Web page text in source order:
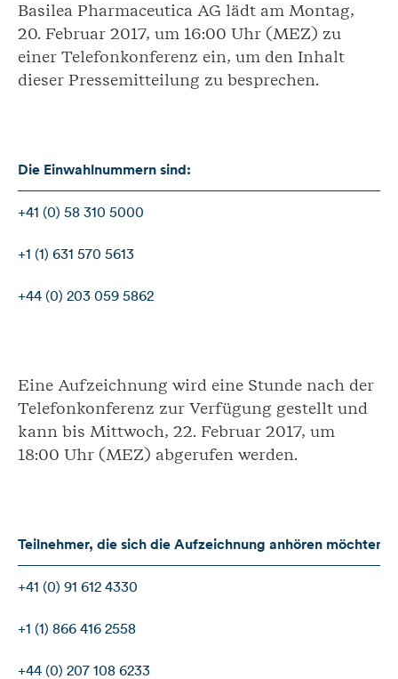
Basilea Pharmaceutica AG lädt am Montag,
20. Februar 2017, um 16:00 Uhr (MEZ) zu
einer Telefonkonferenz ein, um den Inhalt
dieser Pressemitteilung zu besprechen.
Die Einwahlnummern sind:
+41 (0) 58 310 5000
+1 (1) 631 570 5613
+44 (0) 203 059 5862
Eine Aufzeichnung wird eine Stunde nach der
Telefonkonferenz zur Verfügung gestellt und
kann bis Mittwoch, 22. Februar 2017, um
18:00 Uhr (MEZ) abgerufen werden.
Teilnehmer, die sich die Aufzeichnung anhören möchten,
+41 (0) 91 612 4330
+1 (1) 866 416 2558
+44 (0) 207 108 6233